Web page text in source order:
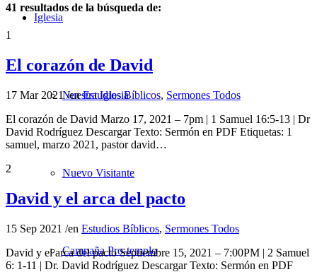
Iglesia
Nuestra Iglesia
Nuevo Visitante
Campaña Pro-templo
41 resultados de la búsqueda de:
1
El corazón de David
17 Mar 2021/enEstudios Bíblicos, Sermones Todos
El corazón de David Marzo 17, 2021 – 7pm | 1 Samuel 16:5-13 | Dr
David Rodríguez Descargar Texto: Sermón en PDF Etiquetas: 1
samuel, marzo 2021, pastor david…
2
David y el arca del pacto
15 Sep 2021 /en Estudios Bíblicos, Sermones Todos
David y el arca del pacto Septiembre 15, 2021 – 7:00PM | 2 Samuel
6: 1-11 | Dr. David Rodríguez Descargar Texto: Sermón en PDF